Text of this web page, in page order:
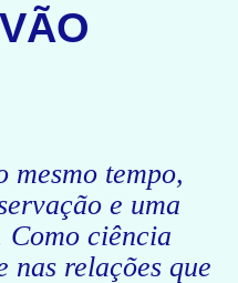
mesmo tempo,
e uma
ciência
nas relações que